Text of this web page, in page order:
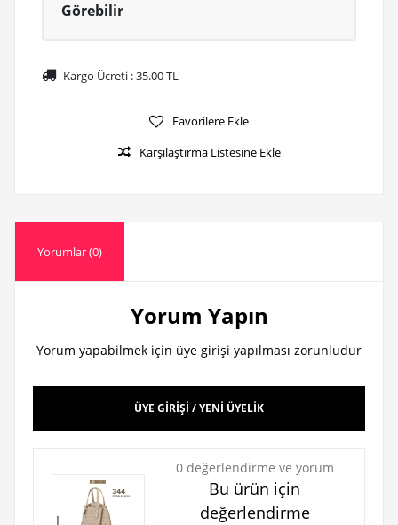
Görebilir
Kargo Ücreti :35.00TL
Favorilere Ekle
Karşılaştırma Listesine Ekle
Yorumlar (0)
Yorum Yapın
Yorum yapabilmek için üye girişi yapılması zorunludur
ÜYE GİRİŞİ / YENİ ÜYELİK
0 değerlendirme ve yorum
Bu ürün için
değerlendirme